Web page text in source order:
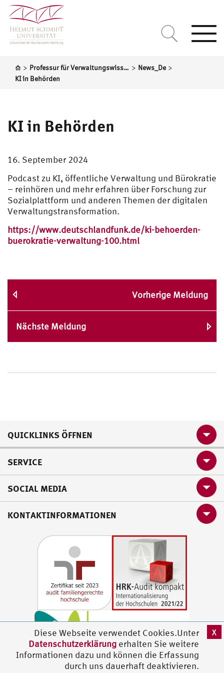
Diese Webseite verwendet Cookies.Unter
Datenschutzerklärung erhalten Sie weitere
Informationen dazu und können die Erfassung
durch uns dauerhaft deaktivieren.
X
> Professur für Verwaltungswissenschaft > News_De >
KI in Behörden
KI in Behörden
16. September 2024
Podcast zu KI, öffentliche Verwaltung und Bürokratie
– reinhören und mehr erfahren über Forschung zur
Sozialplattform und anderen Themen der digitalen
Verwaltungstransformation.
https://www.deutschlandfunk.de/ki-behoerden-
buerokratie-verwaltung-100.html
Vorherige Meldung
Nächste Meldung
QUICKLINKS ÖFFNEN
SERVICE
SOCIAL MEDIA
KONTAKTINFORMATIONEN